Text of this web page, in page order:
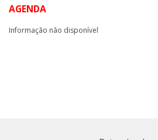
AGENDA
Informação não disponível